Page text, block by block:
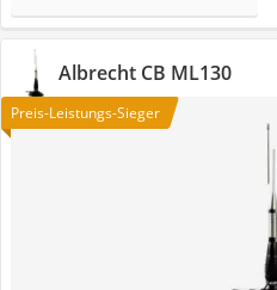
Albrecht CB ML130
Preis-Leistungs-Sieger